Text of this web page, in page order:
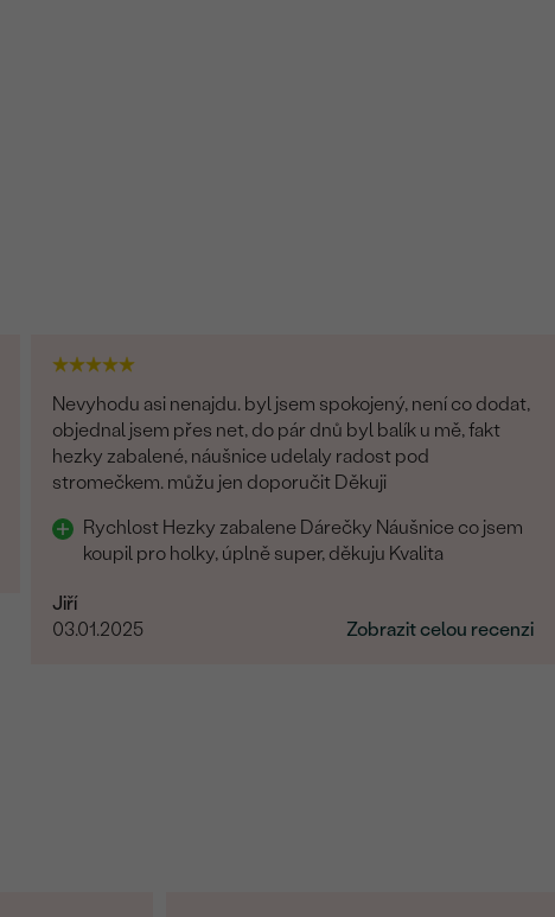
Nevyhodu asi nenajdu. byl jsem spokojený, není co dodat,
objednal jsem přes net, do pár dnů byl balík u mě, fakt
hezky zabalené, náušnice udelaly radost pod
stromečkem. můžu jen doporučit Děkuji
Rychlost Hezky zabalene Dárečky Náušnice co jsem
koupil pro holky, úplně super, děkuju Kvalita
Jiří
03.01.2025
Zobrazit celou recenzi